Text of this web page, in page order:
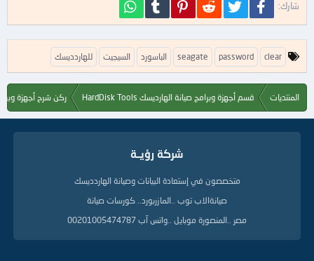
شارك: فيسبوك تويتر Reddit
Pinterest
Tumblr
ا
ل
م
clear
password
seagate الباسورد السيجيت للهاردديسك
المنتديات قسم أجهزة وبرامج صيانة الهارديسك HardDisk Tools ركن شرح أجهزة
شركة رؤيــة
متخصصون في إستعادة البيانات وصيانة الهاردديسك
صيانةالاب توب ..المازربورد.. كورسات صيانة
مصر ..المنصورة موبايل ..واتس آب 00201005474787